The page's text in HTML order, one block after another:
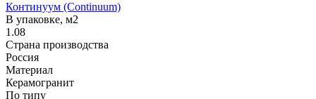
Континуум (Continuum)
В упаковке, м2
1.08
Страна производства
Россия
Материал
Керамогранит
По типу